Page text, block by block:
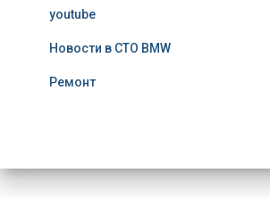
youtube
Новости в СТО BMW
Ремонт